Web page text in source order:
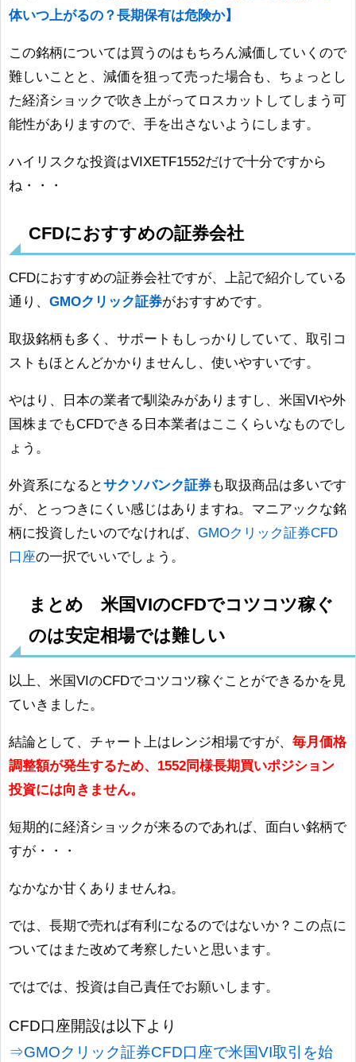
体いつ上がるの？長期保有は危険か】
この銘柄については買うのはもちろん減価していくので
難しいことと、減価を狙って売った場合も、ちょっとし
た経済ショックで吹き上がってロスカットしてしまう可
能性がありますので、手を出さないようにします。
ハイリスクな投資はVIXETF1552だけで十分ですから
ね・・・
CFDにおすすめの証券会社
CFDにおすすめの証券会社ですが、上記で紹介している
通り、 GMOクリック証券がおすすめです。
取扱銘柄も多く、サポートもしっかりしていて、取引コ
ストもほとんどかかりませんし、使いやすいです。
やはり、日本の業者で馴染みがありますし、米国VIや外
国株までもCFDできる日本業者はここくらいなものでし
ょう。
外資系になるとサクソバンク証券も取扱商品は多いです
が、とっつきにくい感じはありますね。マニアックな銘
柄に投資したいのでなければ、 GMOクリック証券CFD
口座の一択でいいでしょう。
まとめ 米国VIのCFDでコツコツ稼ぐ
のは安定相場では難しい
以上、米国VIのCFDでコツコツ稼ぐことができるかを見
ていきました。
結論として、チャート上はレンジ相場ですが、 毎月価格
調整額が発生するため、1552同様長期買いポジション
投資には向きません。
短期的に経済ショックが来るのであれば、面白い銘柄で
すが・・・
なかなか甘くありませんね。
では、長期で売れば有利になるのではないか？この点に
ついてはまた改めて考察したいと思います。
ではでは、投資は自己責任でお願いします。
CFD口座開設は以下より
⇒GMOクリック証券CFD口座で米国VI取引を始